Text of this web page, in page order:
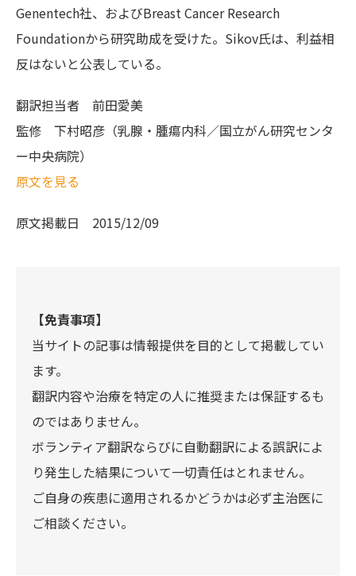
Genentech社、およびBreast Cancer Research
Foundationから研究助成を受けた。Sikov氏は、利益相
反はないと公表している。
翻訳担当者 前田愛美
監修 下村昭彦（乳腺・腫瘍内科／国立がん研究センタ
ー中央病院）
原文を見る
原文掲載日 2015/12/09
【免責事項】
当サイトの記事は情報提供を目的として掲載してい
ます。
翻訳内容や治療を特定の人に推奨または保証するも
のではありません。
ボランティア翻訳ならびに自動翻訳による誤訳によ
り発生した結果について一切責任はとれません。
ご自身の疾患に適用されるかどうかは必ず主治医に
ご相談ください。